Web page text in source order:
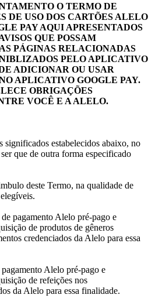
O TERMO DE
DE USO DOS CARTÕES ALELO
PAY AQUI APRESENTADOS
QUE POSSAM
PÁGINAS RELACIONADAS
PELO APLICATIVO
ADICIONAR OU USAR
APLICATIVO GOOGLE PAY.
OBRIGAÇÕES
VOCÊ E A ALELO.
significados estabelecidos abaixo, no
que de outra forma especificado
deste Termo, na qualidade de
pagamento Alelo pré-pago e
de produtos de gêneros
credenciados da Alelo para essa
Alelo pré-pago e
de refeições nos
da Alelo para essa finalidade.